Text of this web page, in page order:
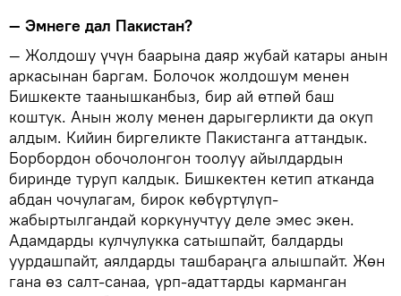
— Эмнеге дал Пакистан?
— Жолдошу үчүн баарына даяр жубай катары анын
аркасынан баргам. Болочок жолдошум менен
Бишкекте таанышканбыз, бир ай өтпөй баш
коштук. Анын жолу менен дарыгерликти да окуп
алдым. Кийин биргеликте Пакистанга аттандык.
Борбордон обочолонгон тоолуу айылдардын
биринде туруп калдык. Бишкектен кетип атканда
абдан чочулагам, бирок көбүртүлүп-
жабыртылгандай коркунучтуу деле эмес экен.
Адамдарды кулчулукка сатышпайт, балдарды
уурдашпайт, аялдарды ташбараңга алышпайт. Жөн
гана өз салт-санаа, үрп-адаттарды карманган